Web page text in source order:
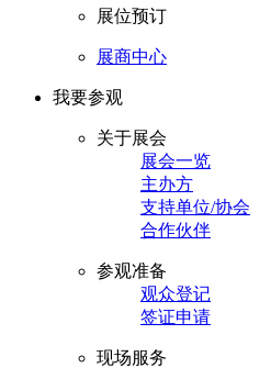
展位预订
展商中心
我要参观
关于展会
展会一览
主办方
支持单位/协会
合作伙伴
参观准备
观众登记
签证申请
现场服务